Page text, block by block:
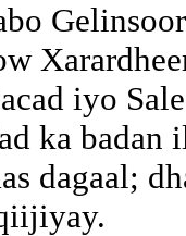
iyo
ka badan
dagaal;